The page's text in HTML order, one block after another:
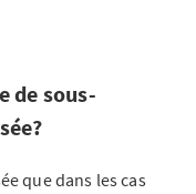
de sous-
que dans les cas